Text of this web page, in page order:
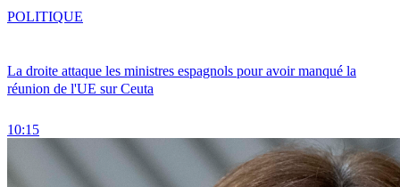
La droite attaque les ministres espagnols pour avoir manqué la
réunion de l'UE sur Ceuta
10:15
POLITIQUE